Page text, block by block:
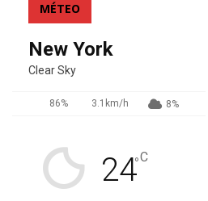
MÉTEO
New York
Clear Sky
86% 3.1km/h 8%
24°C